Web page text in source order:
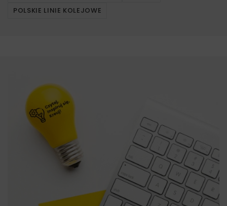
POLSKIE LINIE KOLEJOWE